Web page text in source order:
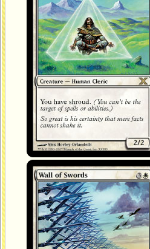
Mur d'épées